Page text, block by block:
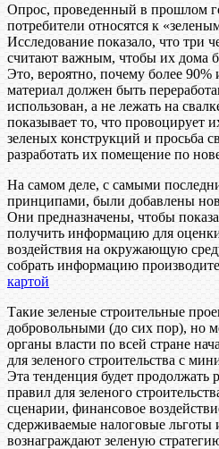
Опрос, проведенный в прошлом
потребители относятся к
Исследование показало, что три
считают важным, чтобы их дома
Это, вероятно, почему более 90%
материал должен быть
использован, а не лежать на
показывает то, что провоцирует
зеленых конструкций и просьба
разработать их помещение по
На самом деле, с самыми
принципами, были добавлены
Они предназначены, чтобы
получить информацию для
воздействия на окружающую
собрать информацию
картой
Такие зеленые строительные
добровольными (до сих пор), но
органы власти по всей стране
для зеленого строительства с
Эта тенденция будет продолжать
правил для зеленого
сценарии, финансовое
сдерживаемые налоговые льготы
вознаграждают зеленую